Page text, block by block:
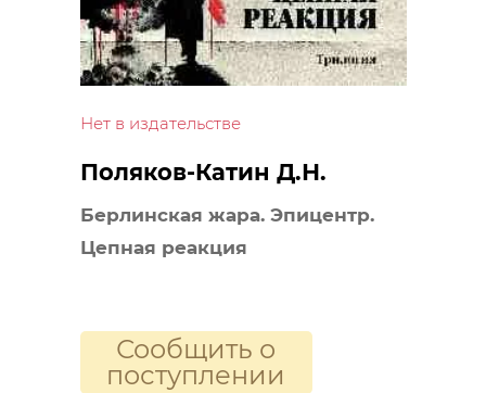
Нет в издательстве
Поляков-Катин Д.Н.
Берлинская жара. Эпицентр.
Цепная реакция
Сообщить о
поступлении